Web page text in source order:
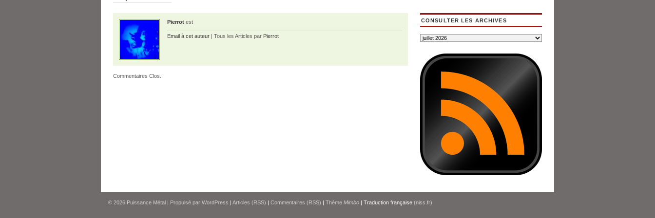
Pierrot est
Email à cet auteur | Tous les Articles par Pierrot
Commentaires Clos.
CONSULTER LES ARCHIVES
© 2026 Puissance Métal | Propulsé par WordPress | Articles (RSS) | Commentaires (RSS) | Thème Mimbo | Traduction française (niss.fr)